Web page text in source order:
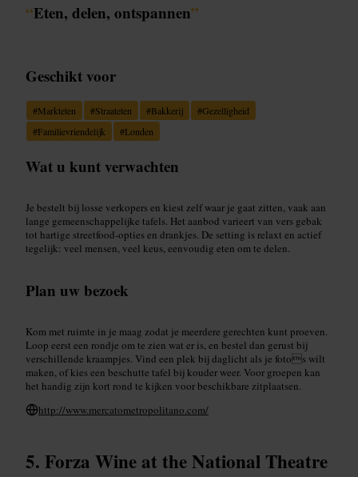
“Eten, delen, ontspannen”
Geschikt voor
#Markteten #Straateten #Bakkerij #Gezelligheid
#Familievriendelijk #Londen
Wat u kunt verwachten
Je bestelt bij losse verkopers en kiest zelf waar je gaat zitten, vaak aan
lange gemeenschappelijke tafels. Het aanbod varieert van vers gebak
tot hartige streetfood-opties en drankjes. De setting is relaxt en actief
tegelijk: veel mensen, veel keus, eenvoudig eten om te delen.
Plan uw bezoek
Kom met ruimte in je maag zodat je meerdere gerechten kunt proeven.
Loop eerst een rondje om te zien wat er is, en bestel dan gerust bij
verschillende kraampjes. Vind een plek bij daglicht als je fotos wilt
maken, of kies een beschutte tafel bij kouder weer. Voor groepen kan
het handig zijn kort rond te kijken voor beschikbare zitplaatsen.
http://www.mercatometropolitano.com/
Forza Wine at the National Theatre